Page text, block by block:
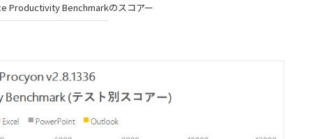
Productivity Benchmarkのスコアー